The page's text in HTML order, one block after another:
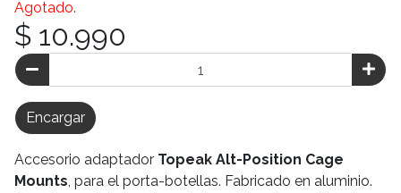
Agotado.
$ 10.990
Encargar
Accesorio adaptador Topeak Alt-Position Cage
Mounts, para el porta-botellas. Fabricado en aluminio.